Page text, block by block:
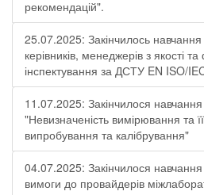
рекомендацій".
25.07.2025: Закінчилось
керівників, менеджерів з якості та
інспектування за ДСТУ EN ISO/
11.07.2025: Закінчилося
"Невизначеність вимірювання та
випробування та калібрування"
04.07.2025: Закінчилося
вимоги до провайдерів